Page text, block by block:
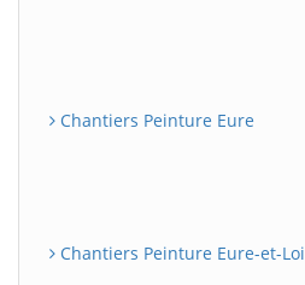
Chantiers Peinture Eure
Chantiers Peinture Eure-et-